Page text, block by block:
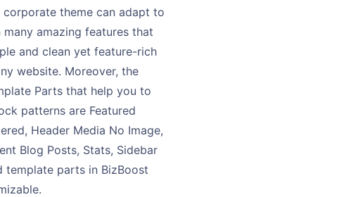
corporate theme can adapt to
amazing features that
and clean yet feature-rich
website. Moreover, the
Parts that help you to
patterns are Featured
Header Media No Image,
Blog Posts, Stats, Sidebar
template parts in BizBoost